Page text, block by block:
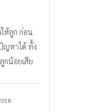
ห้ลูก ก่อน
ญหาได้ ทั้ง
กน้อยเสีย